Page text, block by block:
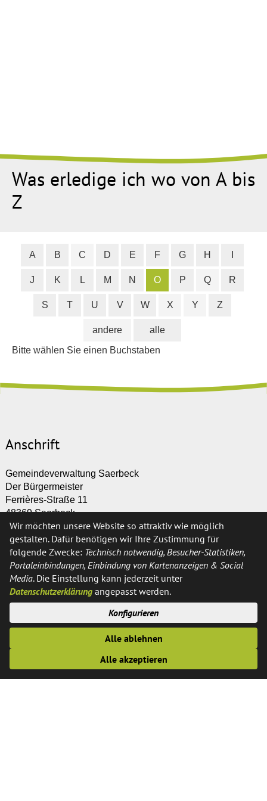
Was erledige ich wo von A bis
Z
alle
A B C D E F G H
J K L M N O P Q R
S T U V W X Y Z
andere
Bitte wählen Sie einen Buchstaben
Anschrift
Gemeindeverwaltung Saerbeck
Ferrières-Straße 11
48369 Saerbeck
Der Bürgermeister
Kontakt
Telefon: 02574 / 89-0
Fax: 02574 / 89-291
E-Mail:
Öffnungszeiten
Montags, Dienstags, Donnerstags und Freitags: 8:30 - 12:30
Wir möchten unsere Website so attraktiv wie möglich
gestalten. Dafür benötigen wir Ihre Zustimmung für
folgende Zwecke: Technisch notwendig, Besucher-Statistiken,
Portaleinbindungen, Einbindung von Kartenanzeigen & Social
Media. Die Einstellung kann jederzeit unter
Datenschutzerklärung angepasst werden.
Konfigurieren
Alle ablehnen
Alle akzeptieren